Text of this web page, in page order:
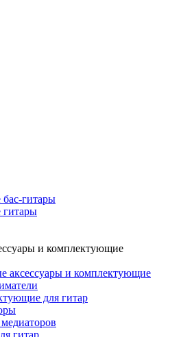
бас-гитары
гитары
и комплектующие
аксессуары и комплектующие
для гитар
гитар